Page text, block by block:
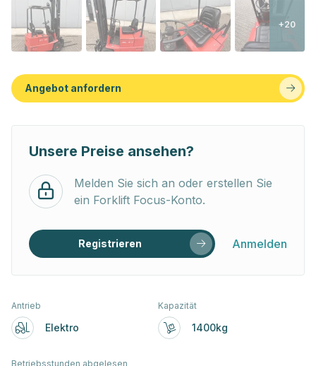
+20
Angebot anfordern
Unsere Preise ansehen?
Melden Sie sich an oder erstellen Sie
ein Forklift Focus-Konto.
Registrieren Anmelden
Antrieb
Elektro
Kapazität
1400kg
Betriebsstunden abgelesen